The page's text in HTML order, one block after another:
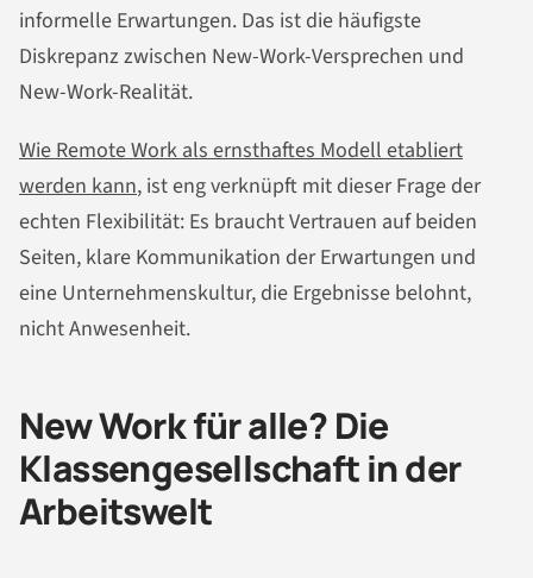
informelle Erwartungen. Das ist die häufigste
Diskrepanz zwischen New-Work-Versprechen und
New-Work-Realität.
Wie Remote Work als ernsthaftes Modell etabliert
werden kann, ist eng verknüpft mit dieser Frage der
echten Flexibilität: Es braucht Vertrauen auf beiden
Seiten, klare Kommunikation der Erwartungen und
eine Unternehmenskultur, die Ergebnisse belohnt,
nicht Anwesenheit.
New Work für alle? Die
Klassengesellschaft in der
Arbeitswelt